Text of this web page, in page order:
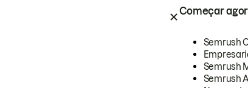
Começar
Semrush
Semrush
Semrush